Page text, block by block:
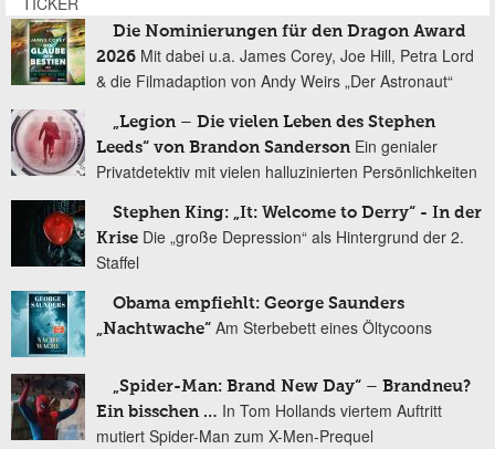
Die Nominierungen für den Dragon Award
2026 Mit dabei u.a. James Corey, Joe Hill, Petra Lord
& die Filmadaption von Andy Weirs „Der Astronaut“
„Legion – Die vielen Leben des Stephen
Leeds“ von Brandon Sanderson Ein genialer
Privatdetektiv mit vielen halluzinierten Persönlichkeiten
Stephen King: „It: Welcome to Derry“ - In der
Krise Die „große Depression“ als Hintergrund der 2.
Staffel
Obama empfiehlt: George Saunders
„Nachtwache“ Am Sterbebett eines Öltycoons
„Spider-Man: Brand New Day“ – Brandneu?
Ein bisschen … In Tom Hollands viertem Auftritt
mutiert Spider-Man zum X-Men-Prequel